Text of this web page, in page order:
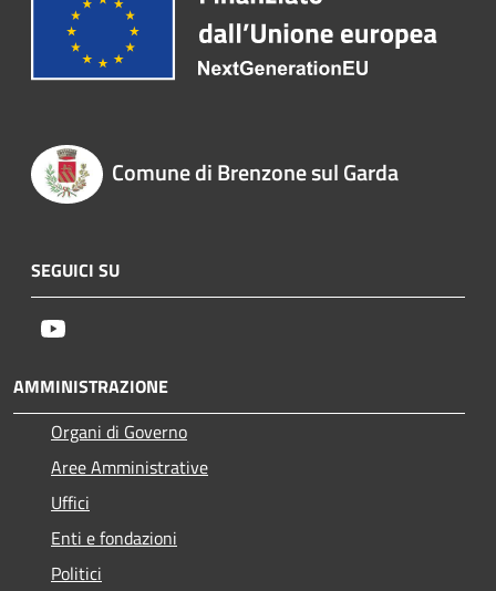
Comune di Brenzone sul Garda
SEGUICI SU
AMMINISTRAZIONE
Organi di Governo
Aree Amministrative
Uffici
Enti e fondazioni
Politici